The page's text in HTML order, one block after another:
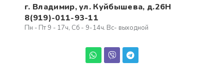
г. Владимир, ул. Куйбышева, д.26Н
8(919)-011-93-11
Пн - Пт 9 - 17ч, Сб - 9-14ч. Вс- выходной